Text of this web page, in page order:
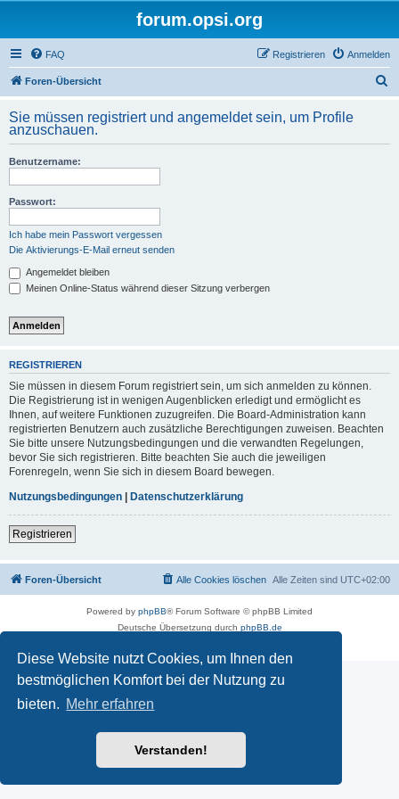
Diese Website nutzt Cookies, um Ihnen den
bestmöglichen Komfort bei der Nutzung zu
bieten. Mehr erfahren
Verstanden!
forum.opsi.org
FAQ Anmelden
Registrieren
Foren-Übersicht
h
Sie müssen registriert und angemeldet sein, um Profile
anzuschauen.
Benutzername:
Passwort:
Ich habe mein Passwort vergessen
Die Aktivierungs-E-Mail erneut senden
Angemeldet bleiben
Meinen Online-Status während dieser Sitzung verbergen
REGISTRIEREN
Sie müssen in diesem Forum registriert sein, um sich anmelden zu können.
Die Registrierung ist in wenigen Augenblicken erledigt und ermöglicht es
Ihnen, auf weitere Funktionen zuzugreifen. Die Board-Administration kann
registrierten Benutzern auch zusätzliche Berechtigungen zuweisen. Beachten
Sie bitte unsere Nutzungsbedingungen und die verwandten Regelungen,
bevor Sie sich registrieren. Bitte beachten Sie auch die jeweiligen
Forenregeln, wenn Sie sich in diesem Board bewegen.
Nutzungsbedingungen | Datenschutzerklärung
Registrieren
Foren-Übersicht Alle Zeiten sind UTC+02:00
Alle Cookies löschen
Powered by phpBB® Forum Software © phpBB Limited
Deutsche Übersetzung durch phpBB.de